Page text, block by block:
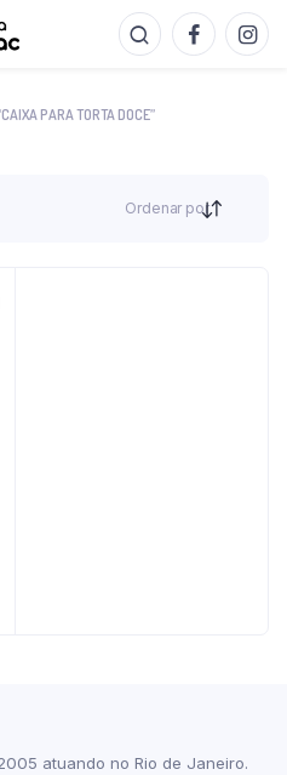
PARA TORTA DOCE”
Ordenar por
atuando no Rio de Janeiro.